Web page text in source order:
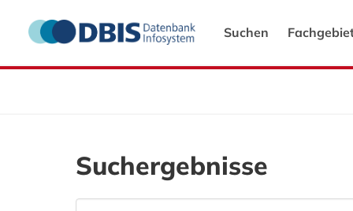
Suchen
Suchergebnisse